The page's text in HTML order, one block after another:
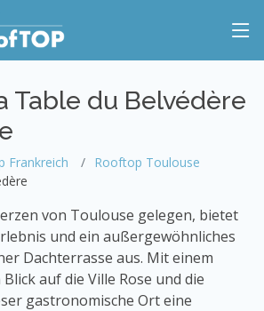
Table du Belvédère
Frankreich
Rooftop Toulouse
von Toulouse gelegen, bietet
und ein außergewöhnliches
Dachterrasse aus. Mit einem
auf die Ville Rose und die
gastronomische Ort eine